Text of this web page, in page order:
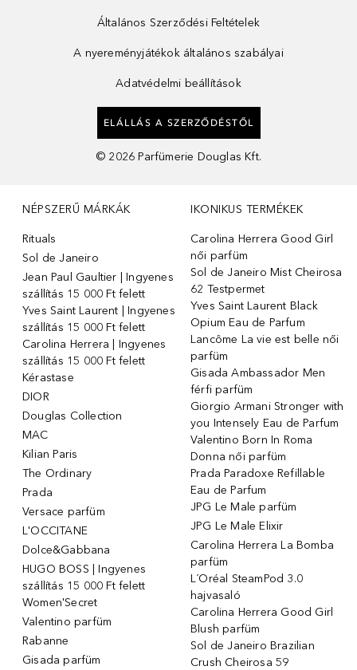
Általános Szerződési Feltételek
A nyereményjátékok általános szabályai
Adatvédelmi beállítások
ELÁLLÁS A SZERZŐDÉSTŐL
© 2026 Parfümerie Douglas Kft.
NÉPSZERŰ MÁRKÁK
Rituals
Sol de Janeiro
Jean Paul Gaultier | Ingyenes
szállítás 15 000 Ft felett
Yves Saint Laurent | Ingyenes
szállítás 15 000 Ft felett
Carolina Herrera | Ingyenes
szállítás 15 000 Ft felett
Kérastase
DIOR
Douglas Collection
MAC
Kilian Paris
The Ordinary
Prada
Versace parfüm
L'OCCITANE
Dolce&Gabbana
HUGO BOSS | Ingyenes
szállítás 15 000 Ft felett
Women'Secret
Valentino parfüm
Rabanne
Gisada parfüm
IKONIKUS TERMÉKEK
Carolina Herrera Good Girl
női parfüm
Sol de Janeiro Mist Cheirosa
62 Testpermet
Yves Saint Laurent Black
Opium Eau de Parfum
Lancôme La vie est belle női
parfüm
Gisada Ambassador Men
férfi parfüm
Giorgio Armani Stronger with
you Intensely Eau de Parfum
Valentino Born In Roma
Donna női parfüm
Prada Paradoxe Refillable
Eau de Parfum
JPG Le Male parfüm
JPG Le Male Elixir
Carolina Herrera La Bomba
parfüm
L´Oréal SteamPod 3.0
hajvasaló
Carolina Herrera Good Girl
Blush parfüm
Sol de Janeiro Brazilian
Crush Cheirosa 59